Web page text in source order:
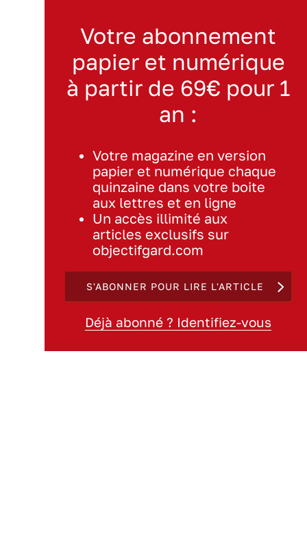
Votre abonnement
papier et numérique
à partir de 69€ pour 1
an :
Votre magazine en version
papier et numérique chaque
quinzaine dans votre boite
aux lettres et en ligne
Un accès illimité aux
articles exclusifs sur
objectifgard.com
S'ABONNER POUR LIRE L'ARTICLE
Déjà abonné ? Identifiez-vous